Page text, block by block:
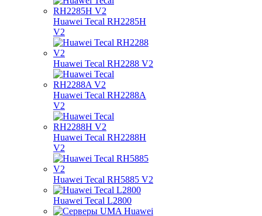
Huawei Tecal RH2285H
V2
Huawei Tecal RH2288 V2
Huawei Tecal RH2288A
V2
Huawei Tecal RH2288H
V2
Huawei Tecal RH5885 V2
Huawei Tecal L2800